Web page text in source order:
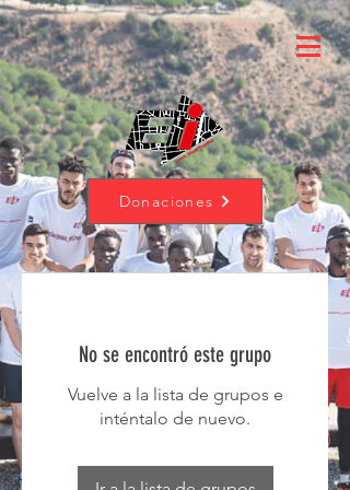
Donaciones
No se encontró este grupo
Vuelve a la lista de grupos e
inténtalo de nuevo.